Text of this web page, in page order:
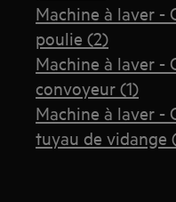
Machine à laver -
poulie (2)
Machine à laver -
convoyeur (1)
Machine à laver -
tuyau de vidange